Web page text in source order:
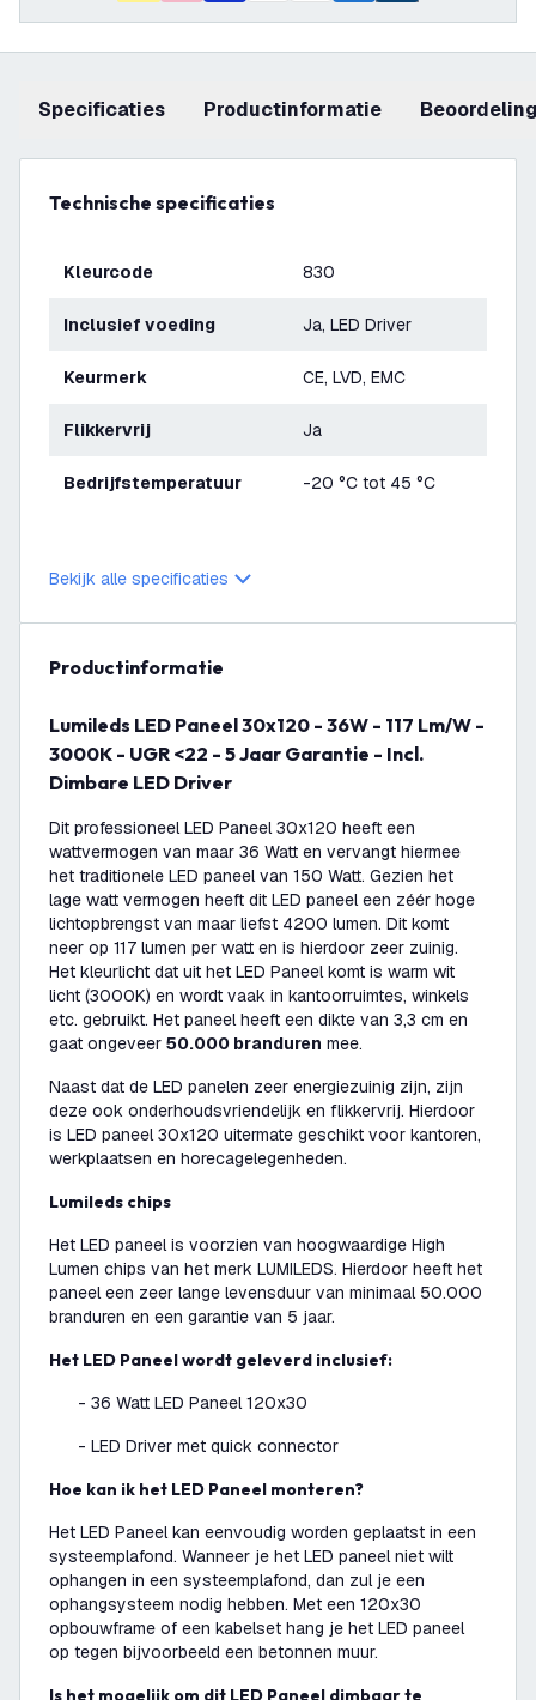
Specificaties productinformatie
Technische specificaties
Kleurcode 830
Inclusief voeding Ja, LED Driver
Keurmerk CE, LVD, EMC
Flikkervrij Ja
Bedrijfstemperatuur -20 °C tot 45 °C
Bekijk alle specificaties
productinformatie
Lumileds LED Paneel 30x120 - 36W - 117 Lm/W -
3000K - UGR <22 - 5 Jaar Garantie - Incl.
Dimbare LED Driver
Dit professioneel LED Paneel 30x120 heeft een
wattvermogen van maar 36 Watt en vervangt hiermee
het traditionele LED paneel van 150 Watt. Gezien het
lage watt vermogen heeft dit LED paneel een zéér hoge
lichtopbrengst van maar liefst 4200 lumen. Dit komt
neer op 117 lumen per watt en is hierdoor zeer zuinig.
Het kleurlicht dat uit het LED Paneel komt is warm wit
licht (3000K) en wordt vaak in kantoorruimtes, winkels
etc. gebruikt. Het paneel heeft een dikte van 3,3 cm en
gaat ongeveer 50.000 branduren mee.
Naast dat de LED panelen zeer energiezuinig zijn, zijn
deze ook onderhoudsvriendelijk en flikkervrij. Hierdoor
is LED paneel 30x120 uitermate geschikt voor kantoren,
werkplaatsen en horecagelegenheden.
Lumileds chips
Het LED paneel is voorzien van hoogwaardige High
Lumen chips van het merk LUMILEDS. Hierdoor heeft het
paneel een zeer lange levensduur van minimaal 50.000
branduren en een garantie van 5 jaar.
Het LED Paneel wordt geleverd inclusief:
- 36 Watt LED Paneel 120x30
- LED Driver met quick connector
Hoe kan ik het LED Paneel monteren?
Het LED Paneel kan eenvoudig worden geplaatst in een
systeemplafond. Wanneer je het LED paneel niet wilt
ophangen in een systeemplafond, dan zul je een
ophangsysteem nodig hebben. Met een 120x30
opbouwframe of een kabelset hang je het LED paneel
op tegen bijvoorbeeld een betonnen muur.
Is het mogelijk om dit LED Paneel dimbaar te